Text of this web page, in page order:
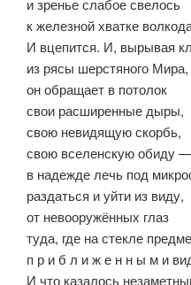
к железной хватке
И вцепится. И, вырывая
из рясы шерстяного Мира,
он обращает в потолок
свои расширенные дыры,
свою невидящую скорбь,
свою вселенскую обиду —
в надежде лечь под
раздаться и уйти из виду,
от невооружённых глаз
туда, где на стекле
п р и б л и ж е н н ы м и
И что казалось